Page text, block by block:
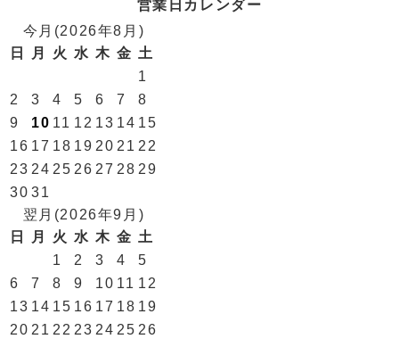
営業日カレンダー
今月(2026年8月)
日
月 火 水 木 金 土
1
2
3 4 5 6 7
8
9
10 11 12 13 14 15
16 17 18 19 20 21 22
23 24 25 26 27 28 29
30 31
翌月(2026年9月)
日
月 火 水 木 金 土
1
2 3 4
5
6
7 8 9 10 11 12
13 14 15 16 17 18 19
20 21 22 23 24 25 26